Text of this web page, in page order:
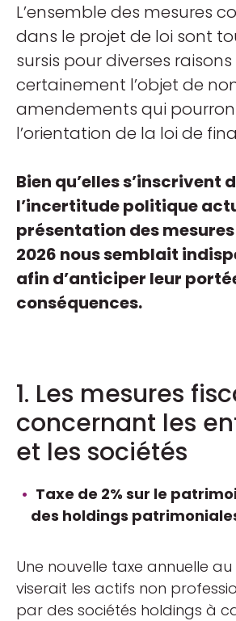
L’ensemble des mesures
dans le projet de loi sont
sursis pour diverses
certainement l’objet de
amendements qui
l’orientation de la loi de
Bien qu’elles s’inscrivent
l’incertitude politique
présentation des mesures
2026 nous semblait
afin d’anticiper leur
conséquences.
1. Les mesures
concernant les
et les sociétés
Taxe de 2% sur le
des holdings
Une nouvelle taxe annuelle au
viserait les actifs non
par des sociétés holdings à